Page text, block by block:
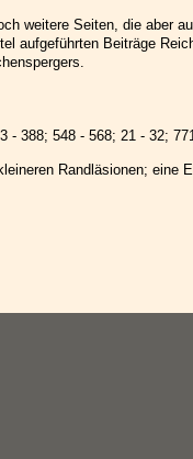
weitere Seiten, die aber
aufgeführten Beiträge
- 388; 548 - 568; 21 - 32;
Randläsionen; eine